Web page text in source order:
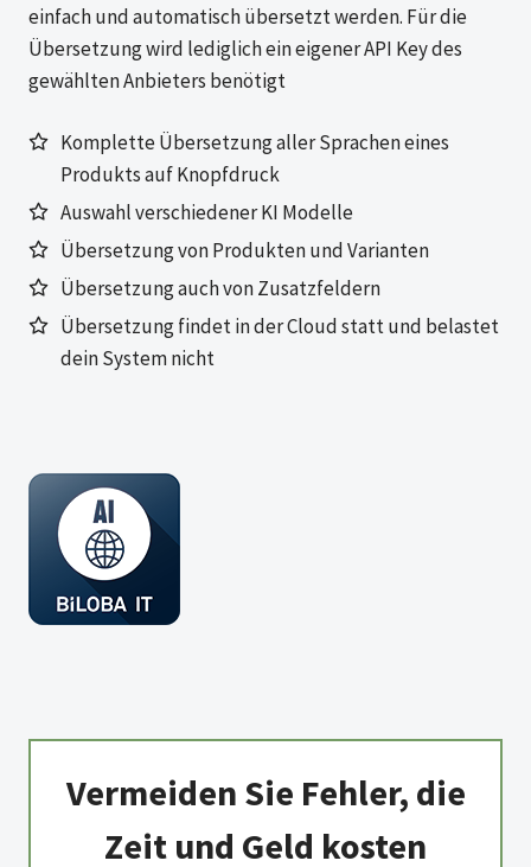
einfach und automatisch übersetzt werden. Für die
Übersetzung wird lediglich ein eigener API Key des
gewählten Anbieters benötigt
Komplette Übersetzung aller Sprachen eines
Produkts auf Knopfdruck
Auswahl verschiedener KI Modelle
Übersetzung von Produkten und Varianten
Übersetzung auch von Zusatzfeldern
Übersetzung findet in der Cloud statt und belastet
dein System nicht
Vermeiden Sie Fehler, die
Zeit und Geld kosten